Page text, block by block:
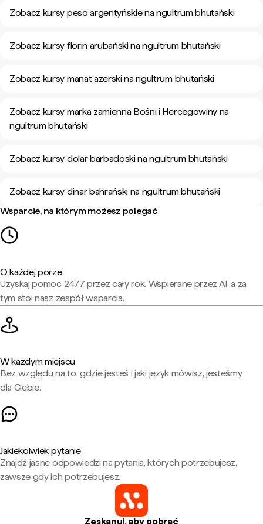
Zobacz kursy peso argentyńskie na ngultrum bhutański
Zobacz kursy florin arubański na ngultrum bhutański
Zobacz kursy manat azerski na ngultrum bhutański
Zobacz kursy marka zamienna Bośni i Hercegowiny na
ngultrum bhutański
Zobacz kursy dolar barbadoski na ngultrum bhutański
Zobacz kursy dinar bahrański na ngultrum bhutański
Wsparcie, na którym możesz polegać
O każdej porze
Uzyskaj pomoc 24/7 przez cały rok. Wspierane przez AI, a za
tym stoi nasz zespół wsparcia.
W każdym miejscu
Bez względu na to, gdzie jesteś i jaki język mówisz, jesteśmy
dla Ciebie.
Jakiekolwiek pytanie
Znajdź jasne odpowiedzi na pytania, których potrzebujesz,
zawsze gdy ich potrzebujesz.
Zeskanuj, aby pobrać